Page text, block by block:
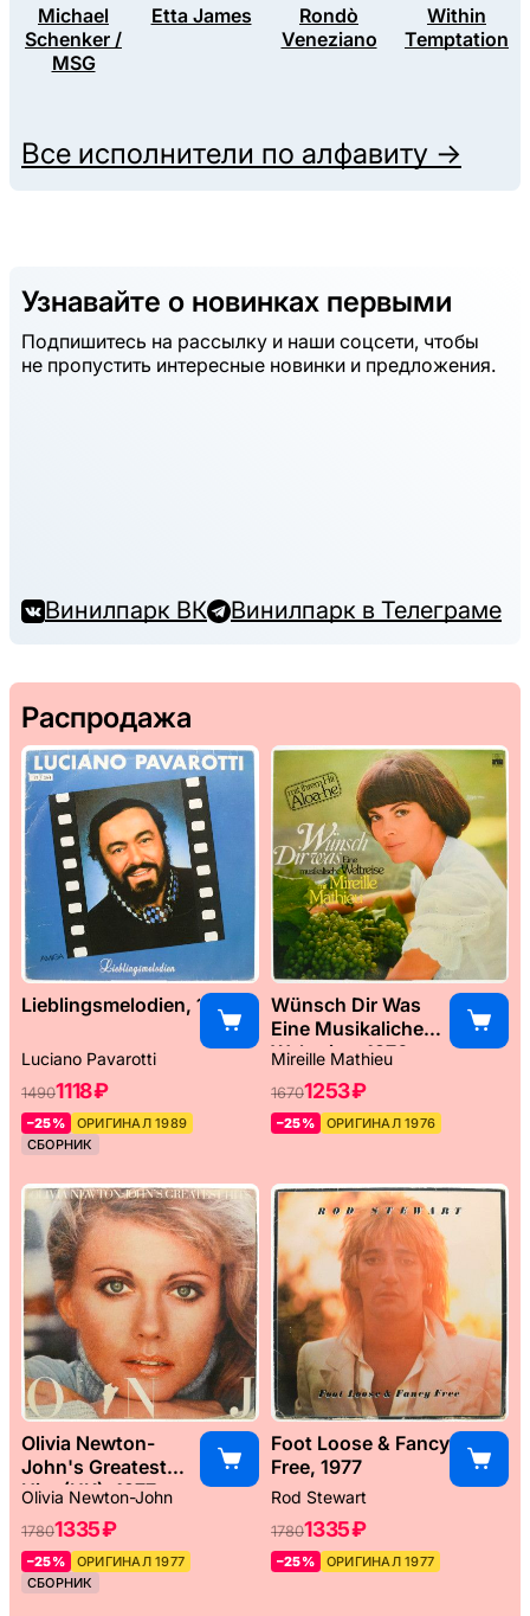
Michael
Schenker /
MSG
Etta James
Rondò
Veneziano
Within
Temptation
Все исполнители по алфавиту →
Узнавайте о новинках первыми
Подпишитесь на рассылку и наши соцсети, чтобы
не пропустить интересные новинки и предложения.
Винилпарк ВК Винилпарк в Телеграме
Распродажа
Lieblingsmelodien, 1989
Luciano Pavarotti
14901118 ₽
–25%
ОРИГИНАЛ 1989
СБОРНИК
Wünsch Dir Was
Eine Musikaliche
Weltreise, 1976
Mireille Mathieu
16701253 ₽
–25% ОРИГИНАЛ 1976
Olivia Newton-
John's Greatest
Hits (UK), 1977
Olivia Newton-John
17801335 ₽
–25%
ОРИГИНАЛ 1977
СБОРНИК
Foot Loose & Fancy
Free, 1977
Rod Stewart
17801335 ₽
–25% ОРИГИНАЛ 1977